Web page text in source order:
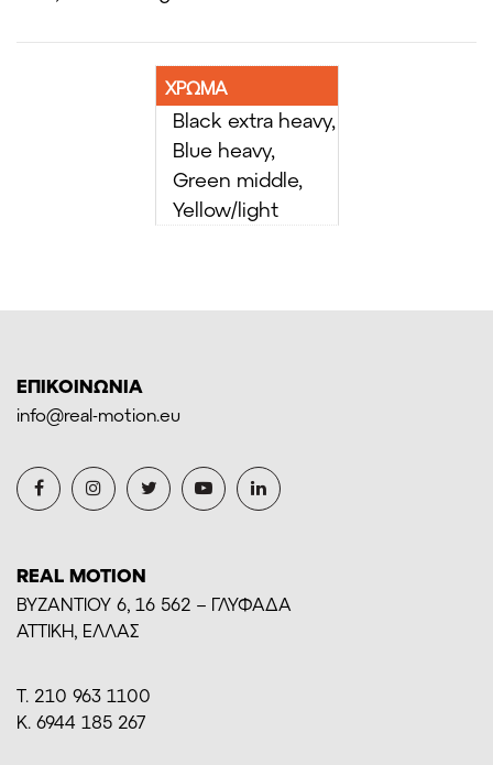
ΧΡΩΜΑ
Black extra heavy,
Blue heavy,
Green middle,
Yellow/light
ΕΠΙΚΟΙΝΩΝΙΑ
info@real-motion.eu
REAL MOTION
BYZANTIOY 6, 16 562 – ΓΛΥΦΑΔΑ
ΑΤΤΙΚΗ, ΕΛΛΑΣ
Τ. 210 963 1100
Κ. 6944 185 267